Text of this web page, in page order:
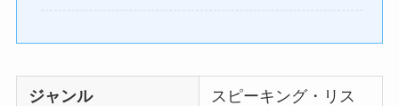
ジャンル
スピーキング・リス